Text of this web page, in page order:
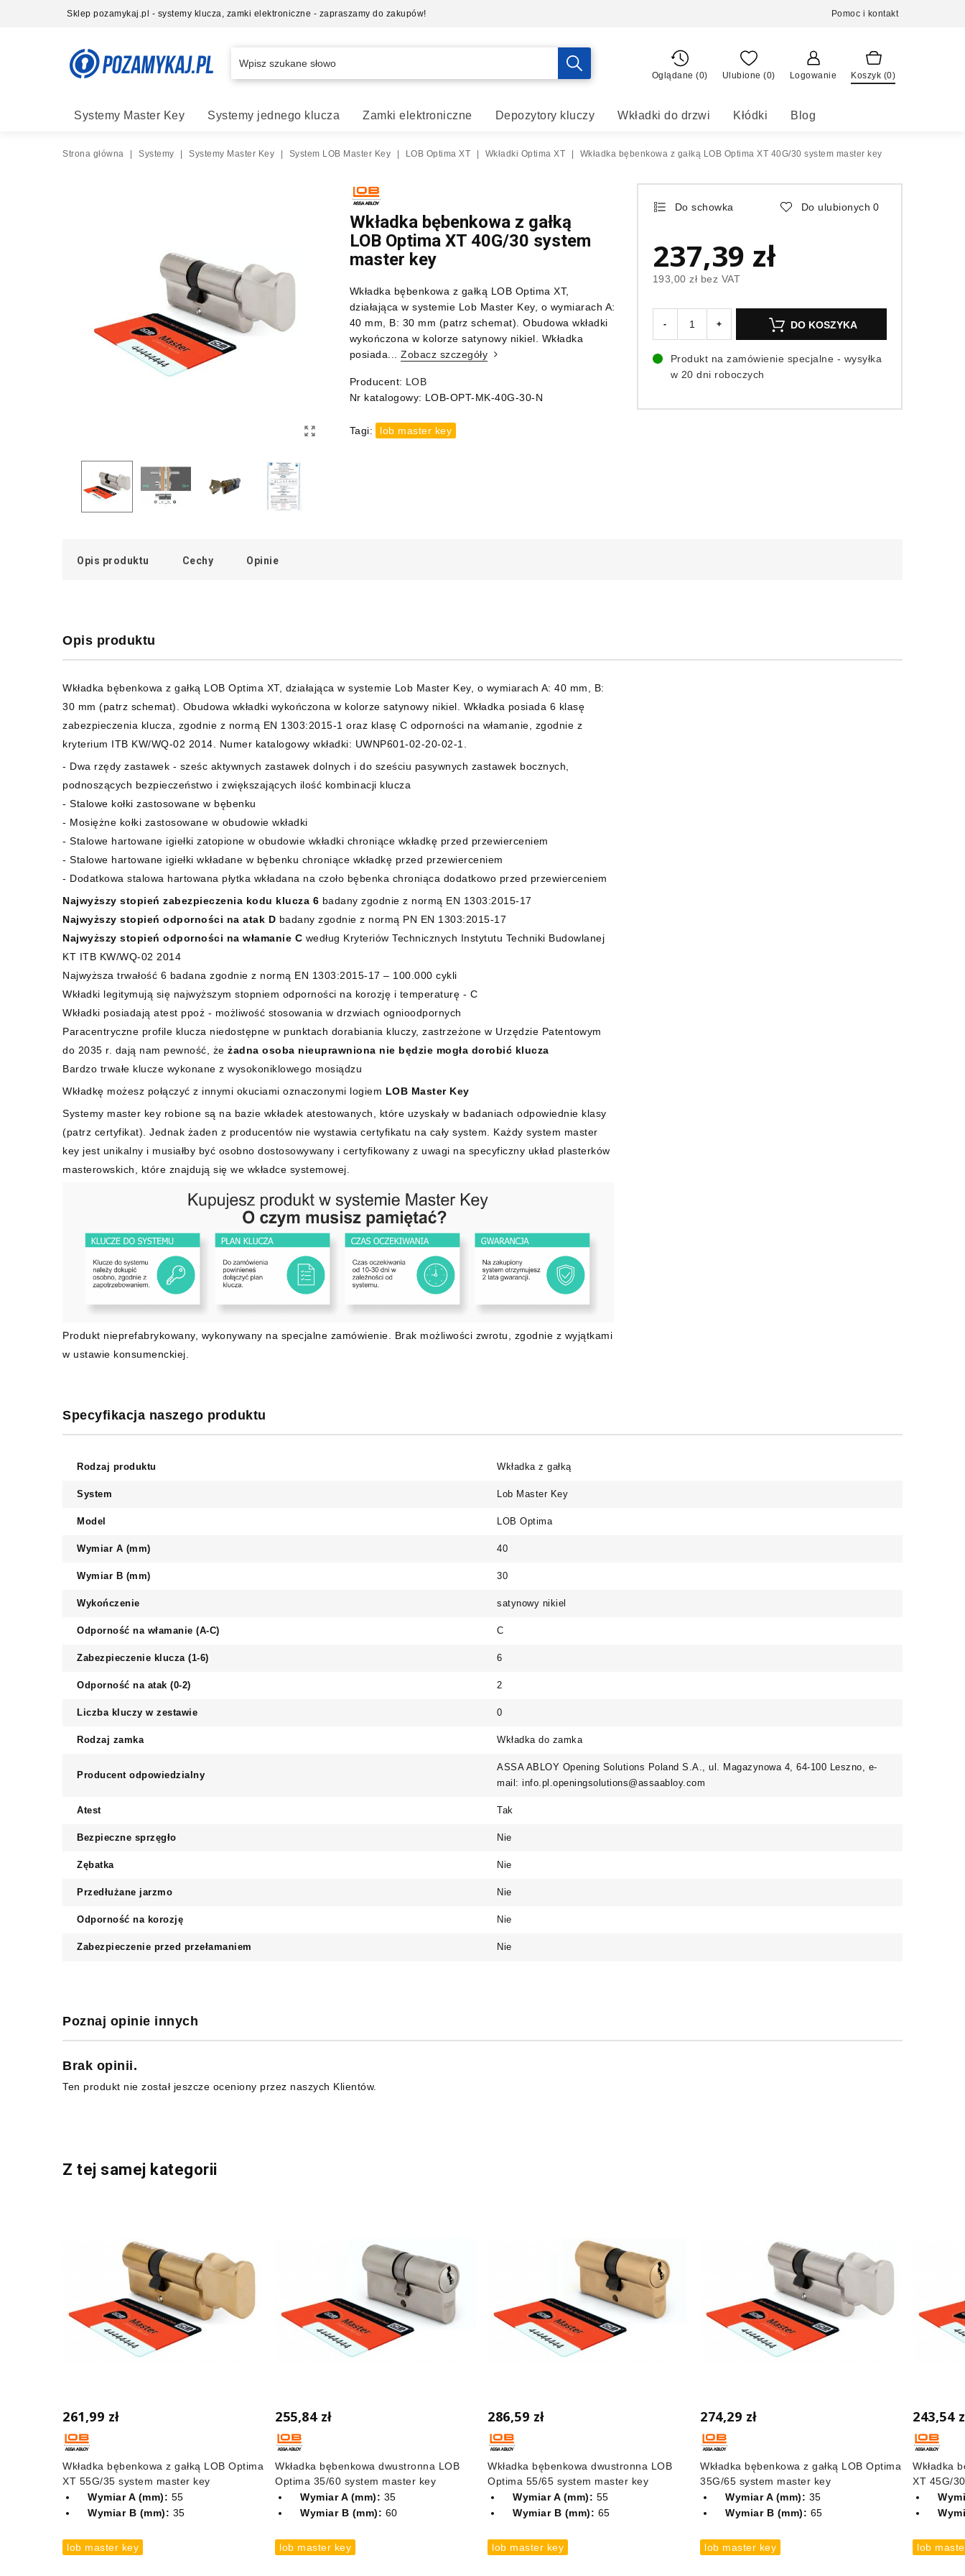
Sklep pozamykaj.pl - systemy klucza, zamki elektroniczne - zapraszamy do zakupów! Pomoc i kontakt
Oglądane (0) Ulubione (0) Logowanie Koszyk (0)
Systemy Master Key Systemy jednego klucza Zamki elektroniczne Depozytory kluczy Wkładki do drzwi Kłódki Blog
Strona główna Systemy Systemy Master Key System LOB Master Key LOB Optima XT Wkładki Optima XT Wkładka bębenkowa z gałką LOB Optima XT 40G/30 system master key
Wkładka bębenkowa z gałką
LOB Optima XT 40G/30 system
master key
Wkładka bębenkowa z gałką LOB Optima XT,
działająca w systemie Lob Master Key, o wymiarach A:
40 mm, B: 30 mm (patrz schemat). Obudowa wkładki
wykończona w kolorze satynowy nikiel. Wkładka
posiada...Zobacz szczegóły
Producent: LOB
Nr katalogowy: LOB-OPT-MK-40G-30-N
Tagi: lob master key
Do schowka Do ulubionych 0
237,39 zł
193,00 zł bez VAT
- + DO KOSZYKA
Produkt na zamówienie specjalne - wysyłka
w 20 dni roboczych
Opis produktu Cechy Opinie
Opis produktu
Wkładka bębenkowa z gałką LOB Optima XT, działająca w systemie Lob Master Key, o wymiarach A: 40 mm, B:
30 mm (patrz schemat). Obudowa wkładki wykończona w kolorze satynowy nikiel. Wkładka posiada 6 klasę
zabezpieczenia klucza, zgodnie z normą EN 1303:2015-1 oraz klasę C odporności na włamanie, zgodnie z
kryterium ITB KW/WQ-02 2014. Numer katalogowy wkładki: UWNP601-02-20-02-1.
- Dwa rzędy zastawek - sześc aktywnych zastawek dolnych i do sześciu pasywnych zastawek bocznych,
podnoszących bezpieczeństwo i zwiększających ilość kombinacji klucza
- Stalowe kołki zastosowane w bębenku
- Mosiężne kołki zastosowane w obudowie wkładki
- Stalowe hartowane igiełki zatopione w obudowie wkładki chroniące wkładkę przed przewierceniem
- Stalowe hartowane igiełki wkładane w bębenku chroniące wkładkę przed przewierceniem
- Dodatkowa stalowa hartowana płytka wkładana na czoło bębenka chroniąca dodatkowo przed przewierceniem
Najwyższy stopień zabezpieczenia kodu klucza 6 badany zgodnie z normą EN 1303:2015-17
Najwyższy stopień odporności na atak D badany zgodnie z normą PN EN 1303:2015-17
Najwyższy stopień odporności na włamanie C według Kryteriów Technicznych Instytutu Techniki Budowlanej
KT ITB KW/WQ-02 2014
Najwyższa trwałość 6 badana zgodnie z normą EN 1303:2015-17 – 100.000 cykli
Wkładki legitymują się najwyższym stopniem odporności na korozję i temperaturę - C
Wkładki posiadają atest ppoż - możliwość stosowania w drzwiach ognioodpornych
Paracentryczne profile klucza niedostępne w punktach dorabiania kluczy, zastrzeżone w Urzędzie Patentowym
do 2035 r. dają nam pewność, że żadna osoba nieuprawniona nie będzie mogła dorobić klucza
Bardzo trwałe klucze wykonane z wysokoniklowego mosiądzu
Wkładkę możesz połączyć z innymi okuciami oznaczonymi logiem LOB Master Key
Systemy master key robione są na bazie wkładek atestowanych, które uzyskały w badaniach odpowiednie klasy
(patrz certyfikat). Jednak żaden z producentów nie wystawia certyfikatu na cały system. Każdy system master
key jest unikalny i musiałby być osobno dostosowywany i certyfikowany z uwagi na specyficzny układ plasterków
masterowskich, które znajdują się we wkładce systemowej.
Produkt nieprefabrykowany, wykonywany na specjalne zamówienie. Brak możliwości zwrotu, zgodnie z wyjątkami
w ustawie konsumenckiej.
Specyfikacja naszego produktu
Rodzaj produktu Wkładka z gałką
System Lob Master Key
Model LOB Optima
Wymiar A (mm) 40
Wymiar B (mm) 30
Wykończenie satynowy nikiel
Odporność na włamanie (A-C) C
Zabezpieczenie klucza (1-6) 6
Odporność na atak (0-2) 2
Liczba kluczy w zestawie 0
Rodzaj zamka Wkładka do zamka
Producent odpowiedzialny
ASSA ABLOY Opening Solutions Poland S.A., ul. Magazynowa 4, 64-100 Leszno, e-
mail: info.pl.openingsolutions@assaabloy.com
Atest Tak
Bezpieczne sprzęgło Nie
Zębatka Nie
Przedłużane jarzmo Nie
Odporność na korozję Nie
Zabezpieczenie przed przełamaniem Nie
Poznaj opinie innych
Brak opinii.
Ten produkt nie został jeszcze oceniony przez naszych Klientów.
Z tej samej kategorii
261,99 zł
Wkładka bębenkowa z gałką LOB Optima
XT 55G/35 system master key
Wymiar A (mm): 55
Wymiar B (mm): 35
lob master key
255,84 zł
Wkładka bębenkowa dwustronna LOB
Optima 35/60 system master key
Wymiar A (mm): 35
Wymiar B (mm): 60
lob master key
286,59 zł
Wkładka bębenkowa dwustronna LOB
Optima 55/65 system master key
Wymiar A (mm): 55
Wymiar B (mm): 65
lob master key
274,29 zł
Wkładka bębenkowa z gałką LOB Optima
35G/65 system master key
Wymiar A (mm): 35
Wymiar B (mm): 65
lob master key
243,54
Wkładka
XT 45G/
lob